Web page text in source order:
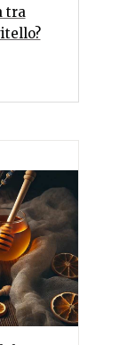
tra